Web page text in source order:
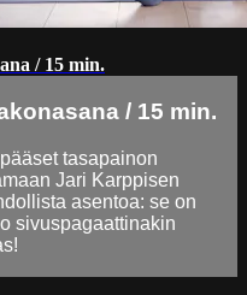
/ 15 min.
/ 15 min.
tasapainon
Jari Karppisen
asentoa: se on
sivuspagaattinakin